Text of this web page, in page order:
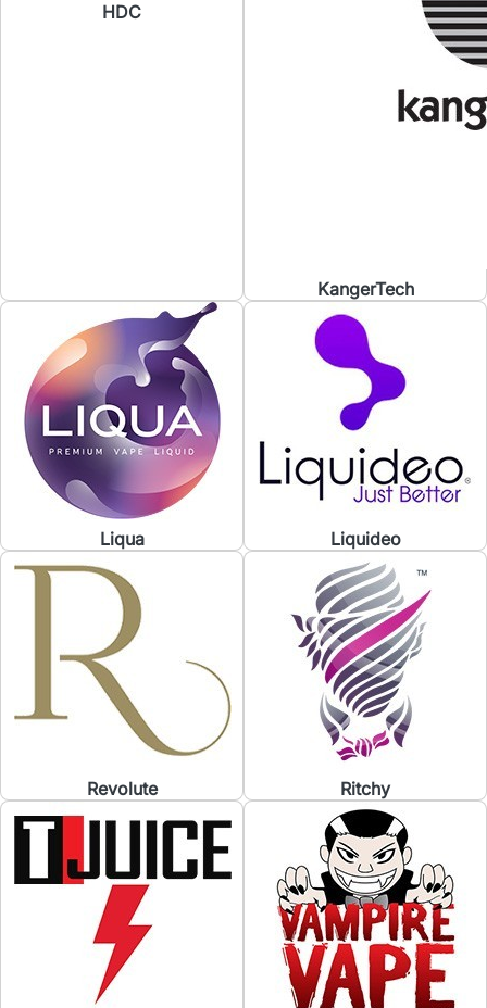
HDC
KangerTech
Liqua Liquideo
Revolute Ritchy